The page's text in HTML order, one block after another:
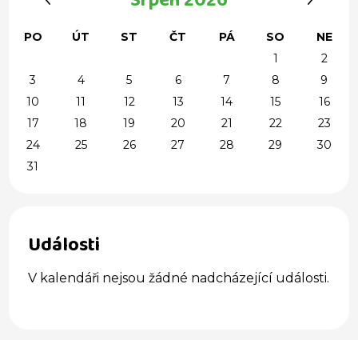
PO ÚT ST ČT PÁ SO
NE
1
2
3
4 5 6 7 8
9
10
11 12 13 14 15
16
17
18 19 20 21 22
23
24
25 26 27 28 29
30
31
Události
V kalendáři nejsou žádné nadcházející události.